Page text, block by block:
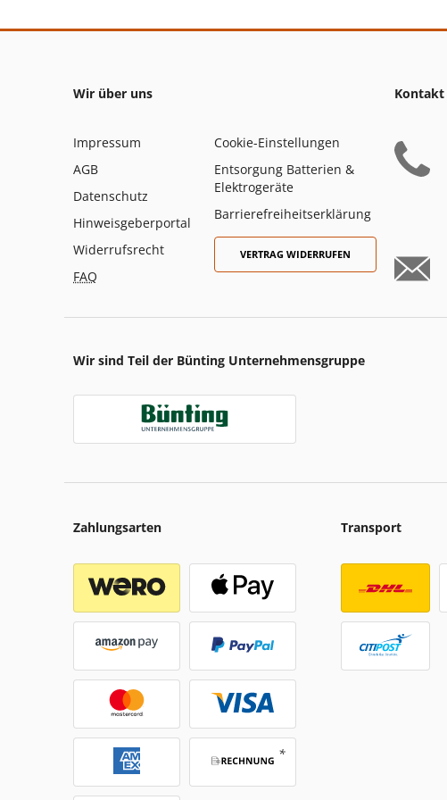
Wir über uns
Impressum
AGB
Datenschutz
Hinweisgeberportal
Widerrufsrecht
FAQ
Cookie-Einstellungen
Entsorgung Batterien &
Elektrogeräte
Barrierefreiheitserklärung
VERTRAG WIDERRUFEN
Kontakt
Wir sind Teil der Bünting Unternehmensgruppe
Zahlungsarten Transport